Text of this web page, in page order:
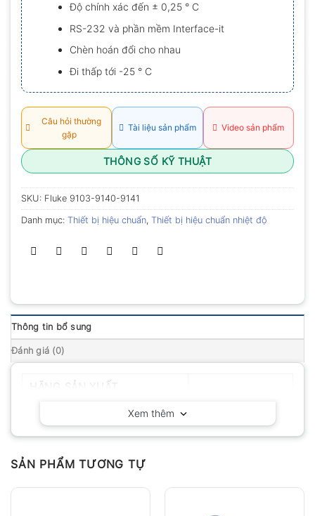
Độ chính xác đến ± 0,25 ° C
RS-232 và phần mềm Interface-it
Chèn hoán đổi cho nhau
Đi thấp tới -25 ° C
Câu hỏi thường
gặp
Tài liệu sản phẩm Video sản phẩm
THÔNG SỐ KỸ THUẬT
SKU: Fluke 9103-9140-9141
Danh mục: Thiết bị hiệu chuẩn, Thiết bị hiệu chuẩn nhiệt độ
Thông tin bổ sung
Đánh giá (0)
Xem thêm
SẢN PHẨM TƯƠNG TỰ